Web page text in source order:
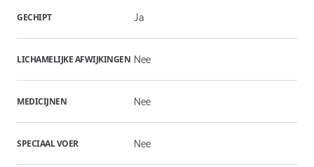
GECHIPT Ja
LICHAMELIJKE AFWIJKINGEN Nee
MEDICIJNEN Nee
SPECIAAL VOER Nee